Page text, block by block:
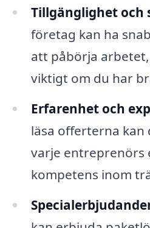
Tillgänglighet och
företag kan ha
att påbörja
viktigt om du har
Erfarenhet och
läsa offerterna kan
varje entreprenörs
kompetens inom